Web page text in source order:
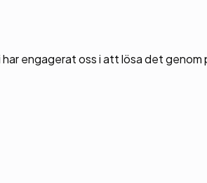
engagerat oss i att lösa det genom